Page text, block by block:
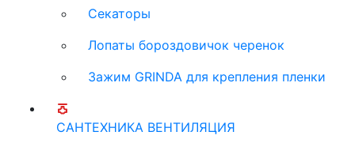
Секаторы
Лопаты бороздовичок черенок
Зажим GRINDA для крепления пленки
САНТЕХНИКА ВЕНТИЛЯЦИЯ